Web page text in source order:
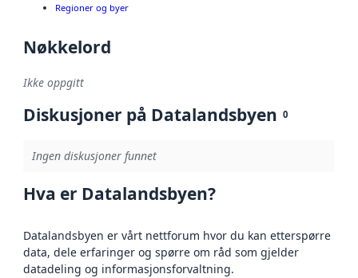
Regioner og byer
Nøkkelord
Ikke oppgitt
Diskusjoner på Datalandsbyen 0
Ingen diskusjoner funnet
Hva er Datalandsbyen?
Datalandsbyen er vårt nettforum hvor du kan etterspørre
data, dele erfaringer og spørre om råd som gjelder
datadeling og informasjonsforvaltning.